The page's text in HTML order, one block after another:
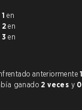
en
2 en
en
y Cyan se habían enfrentado anteriormente
ganado 2 veces y